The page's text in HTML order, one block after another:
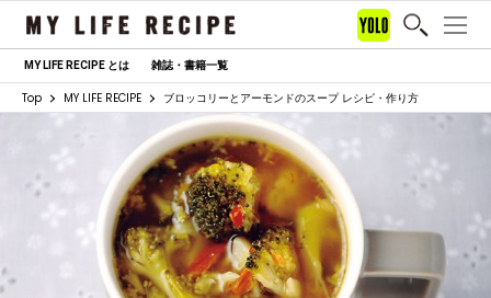
MY LIFE RECIPE とは 雑誌・書籍一覧
Top MY LIFE RECIPE ブロッコリーとアーモンドのスープ レシピ・作り方